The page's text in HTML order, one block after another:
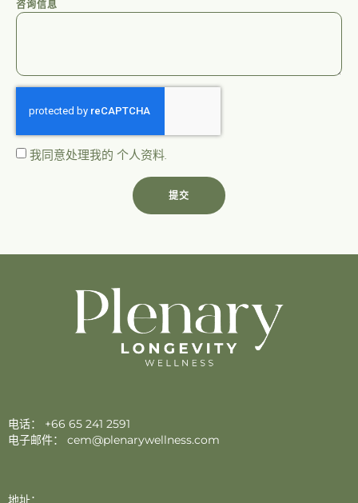
咨询信息
我同意处理我的 个人资料.
提交
电话： +66 65 241 2591
电子邮件： cem@plenarywellness.com
地址：